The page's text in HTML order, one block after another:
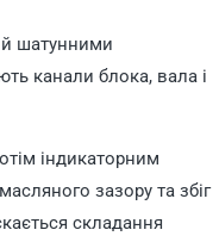
й шатунними
канали блока, вала і
індикаторним
зазору та збіг
складання